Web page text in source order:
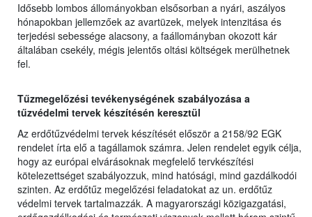
Idősebb lombos állományokban elsősorban a nyári, aszályos
hónapokban jellemzőek az avartüzek, melyek intenzitása és
terjedési sebessége alacsony, a faállományban okozott kár
általában csekély, mégis jelentős oltási költségek merülhetnek
fel.
Tűzmegelőzési tevékenységének szabályozása a
tűzvédelmi tervek készítésén keresztül
Az erdőtűzvédelmi tervek készítését először a 2158/92 EGK
rendelet írta elő a tagállamok számra. Jelen rendelet egyik célja,
hogy az európai elvárásoknak megfelelő tervkészítési
kötelezettséget szabályozzuk, mind hatósági, mind gazdálkodói
szinten. Az erdőtűz megelőzési feladatokat az un. erdőtűz
védelmi tervek tartalmazzák. A magyarországi közigazgatási,